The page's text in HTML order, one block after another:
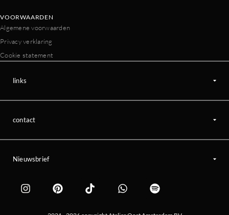
VOORWAARDEN
Algemene voorwaarden
Privacy verklaring
Cookie statement
links
contact
Nieuwsbrief